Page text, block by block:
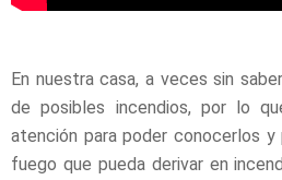
En nuestra casa, a veces sin
de posibles incendios, por lo
atención para poder conocerlos
fuego que pueda derivar en